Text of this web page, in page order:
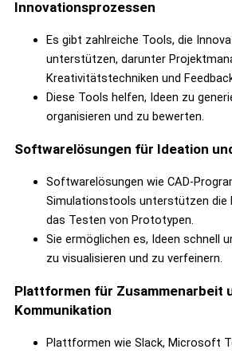
Innovationsprozessen
Es gibt zahlreiche Tools, die
unterstützen, darunter
Kreativitätstechniken und
Diese Tools helfen, Ideen zu
organisieren und zu bewerten.
Softwarelösungen für Ideation
Softwarelösungen wie CAD-
Simulationstools unterstützen die
das Testen von Prototypen.
Sie ermöglichen es, Ideen schnell
zu visualisieren und zu verfeinern.
Plattformen für Zusammenarbeit
Kommunikation
Plattformen wie Slack, Microsoft